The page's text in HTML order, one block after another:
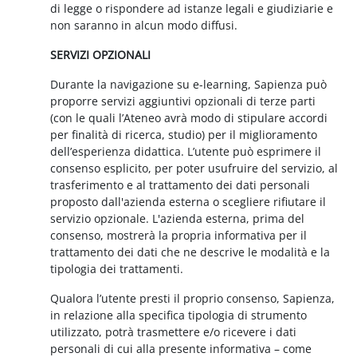
di legge o rispondere ad istanze legali e giudiziarie e
non saranno in alcun modo diffusi.
SERVIZI OPZIONALI
Durante la navigazione su e-learning, Sapienza può
proporre servizi aggiuntivi opzionali di terze parti
(con le quali l’Ateneo avrà modo di stipulare accordi
per finalità di ricerca, studio) per il miglioramento
dell’esperienza didattica. L’utente può esprimere il
consenso esplicito, per poter usufruire del servizio, al
trasferimento e al trattamento dei dati personali
proposto dall'azienda esterna o scegliere rifiutare il
servizio opzionale. L'azienda esterna, prima del
consenso, mostrerà la propria informativa per il
trattamento dei dati che ne descrive le modalità e la
tipologia dei trattamenti.
Qualora l’utente presti il proprio consenso, Sapienza,
in relazione alla specifica tipologia di strumento
utilizzato, potrà trasmettere e/o ricevere i dati
personali di cui alla presente informativa – come